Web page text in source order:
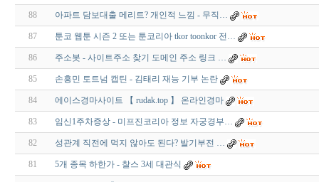
88 아파트 담보대출 메리트? 개인적 느낌 - 무직…
87 툰코 웹툰 시즌 2 또는 툰코리아 tkor toonkor 전…
86 주소봇 - 사이트주소 찾기 도메인 주소 링크 …
85 손흥민 토트넘 캡틴 - 김태리 재능 기부 논란
84 에이스경마사이트 【 rudak.top 】 온라인경마
83 임신1주차증상 - 미프진코리아 정보 자궁경부…
82 성관계 직전에 먹지 않아도 된다? 발기부전 …
81 5개 종목 하한가 - 찰스 3세 대관식